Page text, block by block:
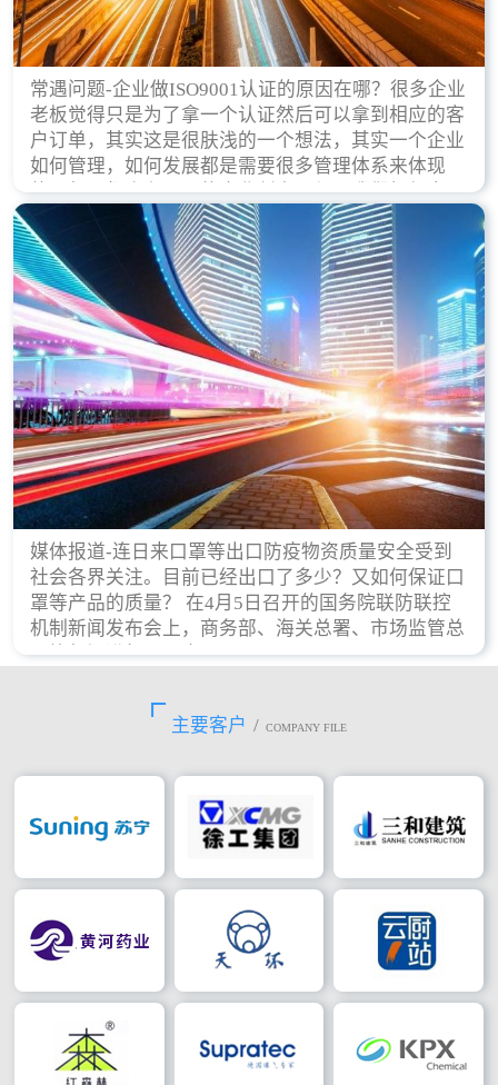
常遇问题-企业做ISO9001认证的原因在哪？很多企业
老板觉得只是为了拿一个认证然后可以拿到相应的客
户订单，其实这是很肤浅的一个想法，其实一个企业
如何管理，如何发展都是需要很多管理体系来体现
的，每天都会有不同的企业创立，但是我们如何去证
实一个企业的合法，有质量保证了？这就是ISO9001
认证体现价值的时候，那么键锋小编就来细说下企业
做ISO9001认证的根本原因。
媒体报道-连日来口罩等出口防疫物资质量安全受到
社会各界关注。目前已经出口了多少？又如何保证口
罩等产品的质量？ 在4月5日召开的国务院联防联控
机制新闻发布会上，商务部、海关总署、市场监管总
局等部门进行了回应。
主要客户 / COMPANY FILE